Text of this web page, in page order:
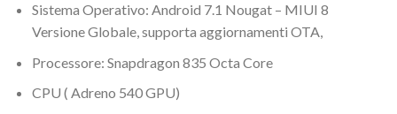
Sistema Operativo: Android 7.1 Nougat – MIUI 8
Versione Globale, supporta aggiornamenti OTA,
Processore: Snapdragon 835 Octa Core
CPU ( Adreno 540 GPU)